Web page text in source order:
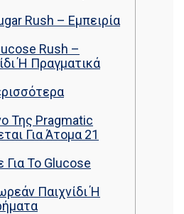
Rush – Εμπειρία
Rush –
Ή Πραγματικά
Της Pragmatic
Για Άτομα 21
Για Το Glucose
Παιχνίδι Ή